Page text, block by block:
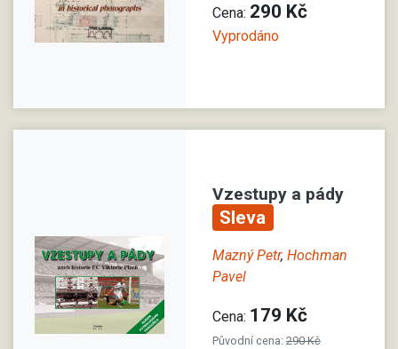
Cena: 290 Kč
Vyprodáno
Vzestupy a pády
Sleva
Mazný Petr, Hochman
Pavel
Cena: 179 Kč
Původní cena: 290 Kč